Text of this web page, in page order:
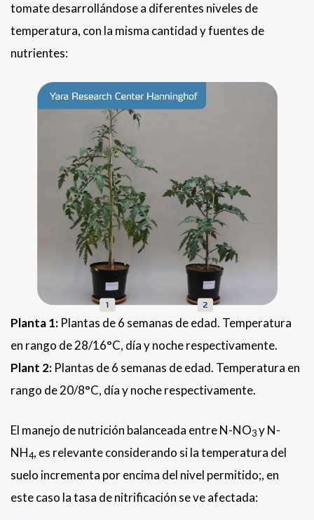
tomate desarrollándose a diferentes niveles de
temperatura, con la misma cantidad y fuentes de
nutrientes:
Planta 1: Plantas de 6 semanas de edad. Temperatura
en rango de 28/16°C, día y noche respectivamente.
Plant 2: Plantas de 6 semanas de edad. Temperatura en
rango de 20/8°C, día y noche respectivamente.
El manejo de nutrición balanceada entre N-NO3y N-
NH4, es relevante considerando si la temperatura del
suelo incrementa por encima del nivel permitido;, en
este caso la tasa de nitrificación se ve afectada: